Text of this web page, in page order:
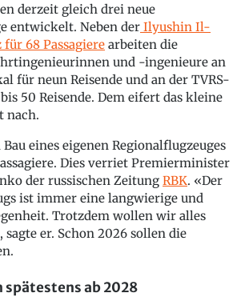
derzeit gleich drei neue
entwickelt. Neben der Ilyushin Il-
68 Passagiere arbeiten die
und -ingenieure an
für neun Reisende und an der TVRS-
50 Reisende. Dem eifert das kleine
nach.
eines eigenen Regionalflugzeuges
Dies verriet Premierminister
der russischen Zeitung RBK. «Der
ist immer eine langwierige und
Trotzdem wollen wir alles
er. Schon 2026 sollen die
ab 2028